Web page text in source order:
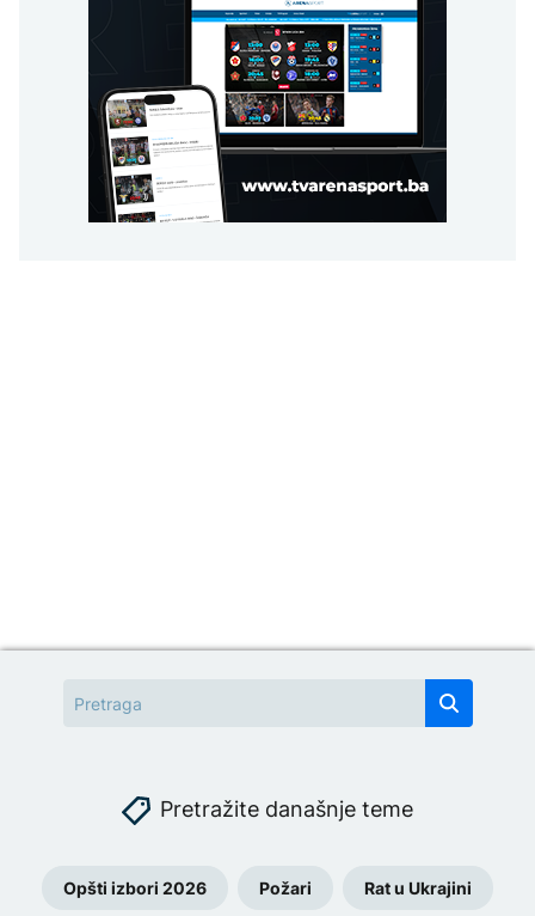
Pretražite današnje teme
Opšti izbori 2026 Požari Rat u Ukrajini